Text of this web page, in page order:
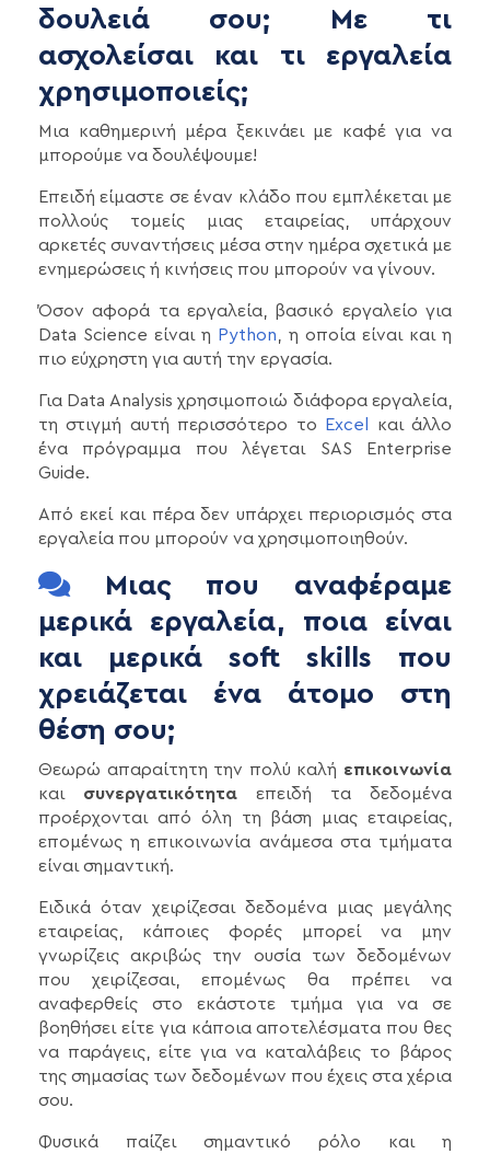
δουλειά σου; Με τι
ασχολείσαι και τι εργαλεία
χρησιμοποιείς;
Μια καθημερινή μέρα ξεκινάει με καφέ για να
μπορούμε να δουλέψουμε!
Επειδή είμαστε σε έναν κλάδο που εμπλέκεται με
πολλούς τομείς μιας εταιρείας, υπάρχουν
αρκετές συναντήσεις μέσα στην ημέρα σχετικά με
ενημερώσεις ή κινήσεις που μπορούν να γίνουν.
Όσον αφορά τα εργαλεία, βασικό εργαλείο για
Data Science είναι η
Python , η οποία είναι και η
πιο εύχρηστη για αυτή την εργασία.
Για Data Analysis χρησιμοποιώ διάφορα εργαλεία,
τη στιγμή αυτή περισσότερο το
Excel
και άλλο
ένα πρόγραμμα που λέγεται SAS Enterprise
Guide.
Από εκεί και πέρα δεν υπάρχει περιορισμός στα
εργαλεία που μπορούν να χρησιμοποιηθούν.
Μιας που αναφέραμε
μερικά εργαλεία, ποια είναι
και μερικά soft skills που
χρειάζεται ένα άτομο στη
θέση σου;
Θεωρώ απαραίτητη την πολύ καλή επικοινωνία
και συνεργατικότητα επειδή τα δεδομένα
προέρχονται από όλη τη βάση μιας εταιρείας,
επομένως η επικοινωνία ανάμεσα στα τμήματα
είναι σημαντική.
Ειδικά όταν χειρίζεσαι δεδομένα μιας μεγάλης
εταιρείας, κάποιες φορές μπορεί να μην
γνωρίζεις ακριβώς την ουσία των δεδομένων
που χειρίζεσαι, επομένως θα πρέπει να
αναφερθείς στο εκάστοτε τμήμα για να σε
βοηθήσει είτε για κάποια αποτελέσματα που θες
να παράγεις, είτε για να καταλάβεις το βάρος
της σημασίας των δεδομένων που έχεις στα χέρια
σου.
Φυσικά παίζει σημαντικό ρόλο και η